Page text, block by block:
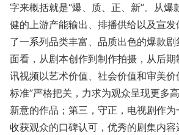
字来概括就是“爆、质、正、新”。从爆
健的上游产能输出、排播供给以及宣
了一系列品类丰富、品质出色的爆款
面看，从剧本创作到制作拍摄，从后
讯视频以艺术价值、社会价值和审美价
标准”严格把关，力求为观众呈现更多
新意的作品；第三，守正，电视剧作
收获观众的口碑认可，优秀的剧集内